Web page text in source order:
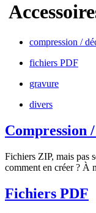
compression /
fichiers PDF
gravure
divers
Compression
Fichiers ZIP, mais pas
comment en créer ? À
Fichiers PDF